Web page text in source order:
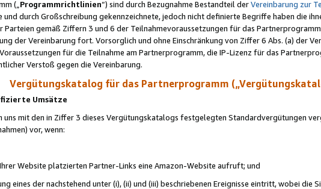
(„Programmrichtlinien“) sind durch Bezugnahme Bestandteil derVereinbarung zur
durch Großschreibung gekennzeichnete, jedoch nicht definierte Begriffe haben die
Parteien gemäß Ziffern 3 und 6 der Teilnahmevoraussetzungen für das
der Vereinbarung fort. Vorsorglich und ohne Einschränkung von Ziffer 6 Abs. (a) der
für die Teilnahme am Partnerprogramm, die IP-Lizenz für das
Verstoß gegen die Vereinbarung.
Vergütungskatalog für das Partnerprogramm
Umsätze
uns mit den in Ziffer 3 dieses Vergütungskatalogs festgelegten Standardvergütungen
vor, wenn:
Website platzierten Partner-Links eine Amazon-Website aufruft; und
eines der nachstehend unter (i), (ii) und (iii) beschriebenen Ereignisse eintritt, wobei die